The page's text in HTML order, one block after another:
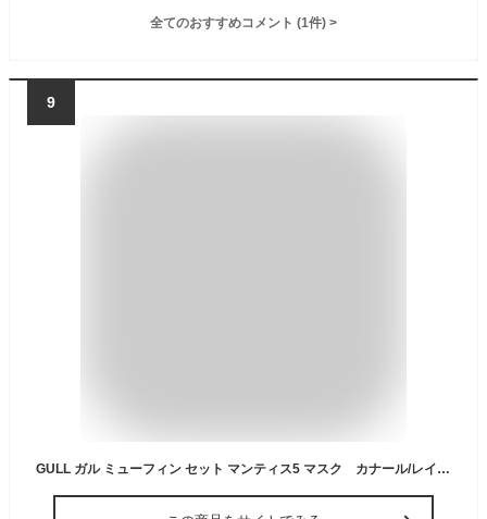
全てのおすすめコメント (1件) >
9
GULL ガル ミューフィン セット マンティス5 マスク カナール/レイラドライ スノーケル 軽器材 3点セット 安心の日本製 男性 女性 軽機材 メンズ レディース【送料無料】